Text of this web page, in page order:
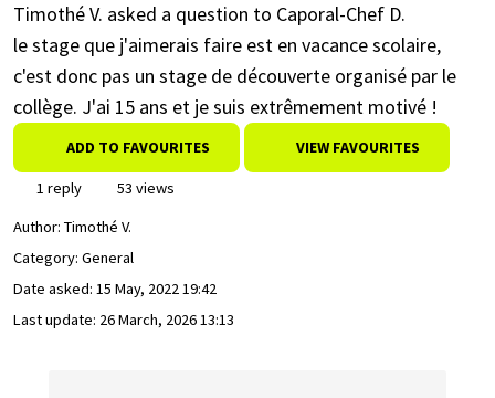
Timothé V. asked a question to Caporal-Chef D.
le stage que j'aimerais faire est en vacance scolaire,
c'est donc pas un stage de découverte organisé par le
collège. J'ai 15 ans et je suis extrêmement motivé !
ADD TO FAVOURITES VIEW FAVOURITES
1 reply
53 views
Author: Timothé V.
Category: General
Date asked: 15 May, 2022 19:42
Last update: 26 March, 2026 13:13